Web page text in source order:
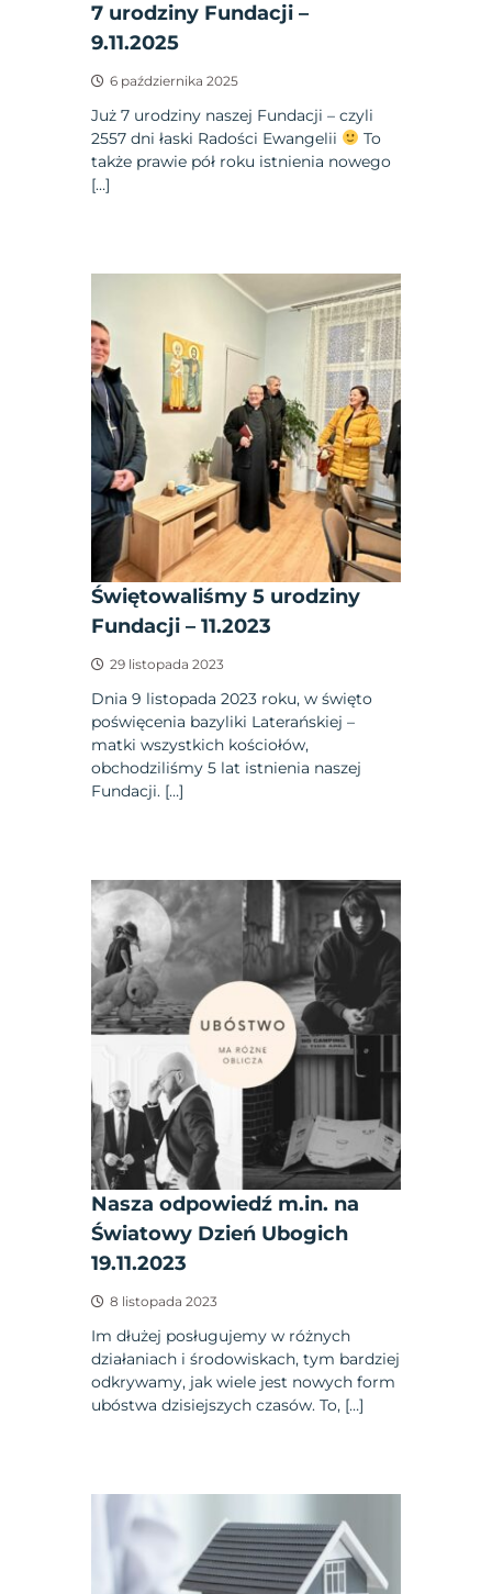
7 urodziny Fundacji –
9.11.2025
6 października 2025
Już 7 urodziny naszej Fundacji – czyli
2557 dni łaski Radości Ewangelii
To
także prawie pół roku istnienia nowego
[…]
Świętowaliśmy 5 urodziny
Fundacji – 11.2023
29 listopada 2023
Dnia 9 listopada 2023 roku, w święto
poświęcenia bazyliki Laterańskiej –
matki wszystkich kościołów,
obchodziliśmy 5 lat istnienia naszej
Fundacji. […]
Nasza odpowiedź m.in. na
Światowy Dzień Ubogich
19.11.2023
8 listopada 2023
Im dłużej posługujemy w różnych
działaniach i środowiskach, tym bardziej
odkrywamy, jak wiele jest nowych form
ubóstwa dzisiejszych czasów. To, […]